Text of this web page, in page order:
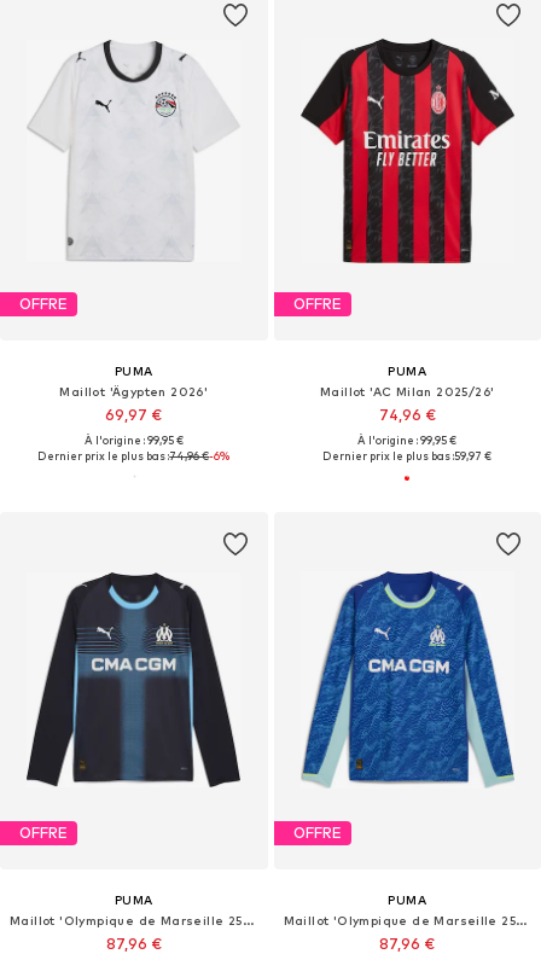
OFFRE
PUMA
Maillot 'Ägypten 2026'
69,97 €
À l'origine : 99,95 €
Dernier prix le plus bas :74,96 €-6%
OFFRE
PUMA
Maillot 'AC Milan 2025/26'
74,96 €
À l'origine : 99,95 €
Dernier prix le plus bas :59,97 €
OFFRE
PUMA
Maillot 'Olympique de Marseille 25/26'
87,96 €
OFFRE
PUMA
Maillot 'Olympique de Marseille 25/26'
87,96 €